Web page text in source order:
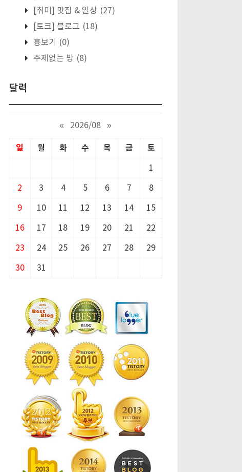
[취미] 맛집 & 일상 (27)
[토크] 블로그 (18)
흉보기
(0)
주제없는 방 (8)
달력
« 2026/08 »
일 월 화 수 목 금 토
1
2 3 4 5 6 7 8
9 10 11 12 13 14 15
16 17 18 19 20 21 22
23 24 25 26 27 28 29
30 31